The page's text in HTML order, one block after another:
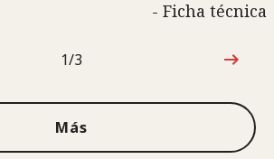
- Ficha técnica
1de3
1/3
Más